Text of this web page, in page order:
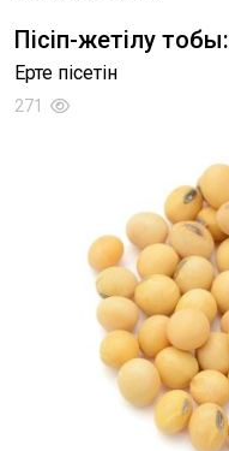
Пісіп-жетілу тобы:
Ерте пісетін
271